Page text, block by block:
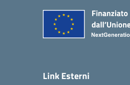
Link Esterni